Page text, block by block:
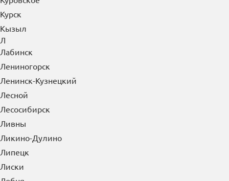
Кубинка
Кузнецк
Кумертау
Кунгур
Курган
Куровское
Курск
Кызыл
Лабинск
Лениногорск
Ленинск-Кузнецкий
Лесной